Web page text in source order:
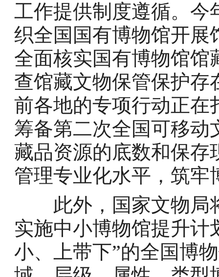
工作提供制度遵循。今
织全国国有博物馆开展
全面核实国有博物馆馆
查馆藏文物保管保护存
前各地的专项行动正在
筹备第二次全国可移动
藏品资源的底数和保存
管理专业化水平，筑牢
此外，国家文物局
实施中小博物馆提升计
小、上带下”的全国博